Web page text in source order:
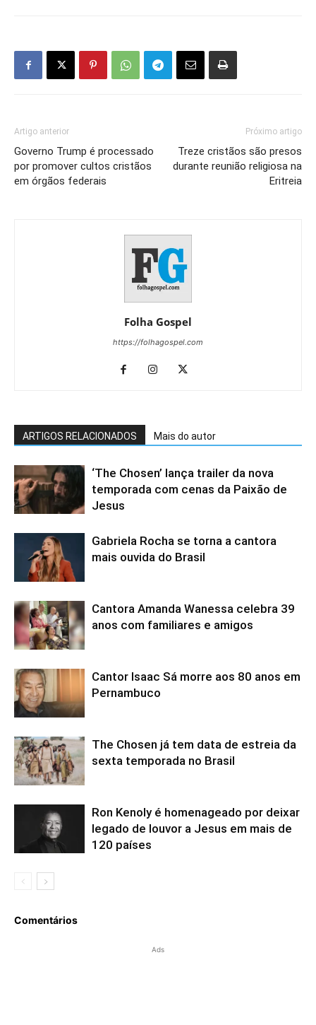
Artigo anterior
Governo Trump é processado
por promover cultos cristãos
em órgãos federais
Próximo artigo
Treze cristãos são presos
durante reunião religiosa na
Eritreia
Folha Gospel
https://folhagospel.com
ARTIGOS RELACIONADOS Mais do autor
‘The Chosen’ lança trailer da nova
temporada com cenas da Paixão de
Jesus
Gabriela Rocha se torna a cantora
mais ouvida do Brasil
Cantora Amanda Wanessa celebra 39
anos com familiares e amigos
Cantor Isaac Sá morre aos 80 anos em
Pernambuco
The Chosen já tem data de estreia da
sexta temporada no Brasil
Ron Kenoly é homenageado por deixar
legado de louvor a Jesus em mais de
120 países
Comentários
Ads